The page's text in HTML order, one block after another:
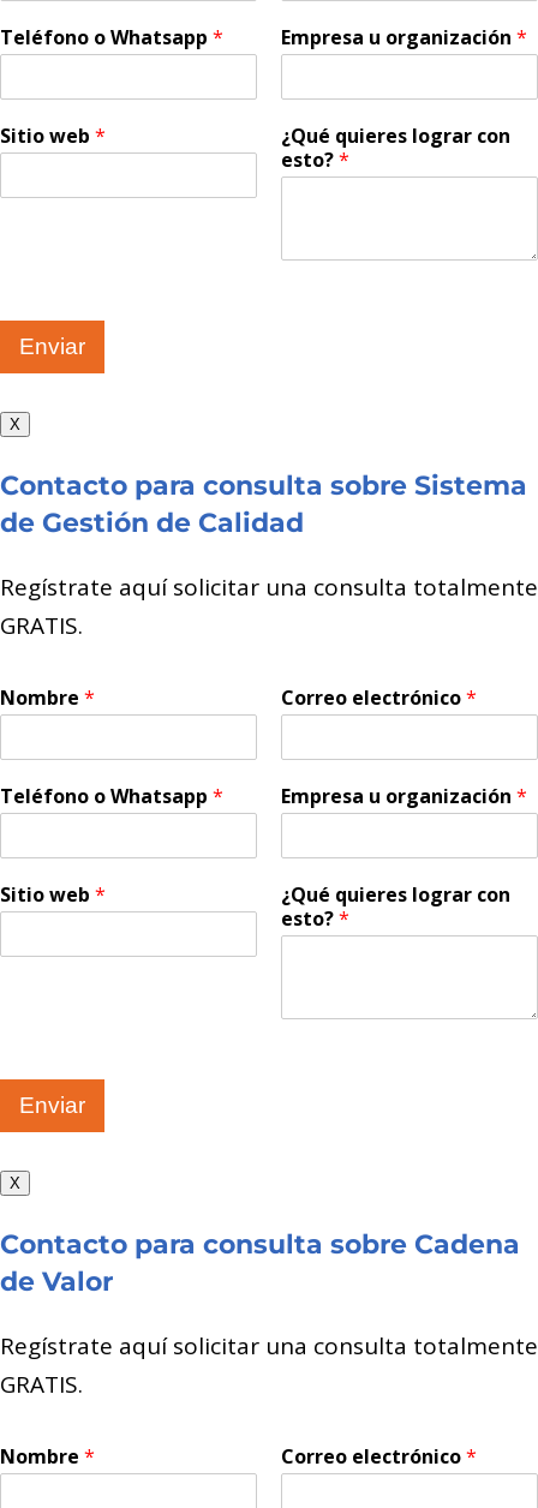
Teléfono o Whatsapp * Empresa u organización *
Sitio web *
¿Qué quieres lograr con
esto?*
Enviar
X
Contacto para consulta sobre Sistema
de Gestión de Calidad
Regístrate aquí solicitar una consulta totalmente
GRATIS.
Nombre * Correo electrónico*
Teléfono o Whatsapp * Empresa u organización *
Sitio web *
¿Qué quieres lograr con
esto?*
Enviar
X
Contacto para consulta sobre Cadena
de Valor
Regístrate aquí solicitar una consulta totalmente
GRATIS.
Nombre * Correo electrónico*